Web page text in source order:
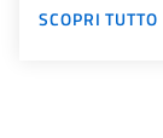
SCOPRI TUTTO